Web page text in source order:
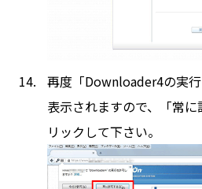
再度「Downloader4の実
表示されますので、「常
リックして下さい。